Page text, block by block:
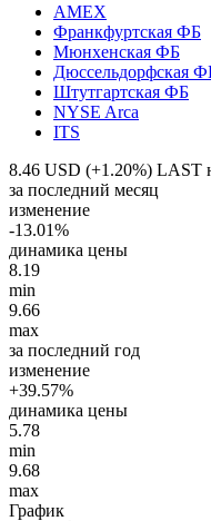
AMEX
Франкфуртская ФБ
Мюнхенская ФБ
Дюссельдорфская
Штутгартская ФБ
NYSE Arca
ITS
8.46 USD (+1.20%) LAST
за последний месяц
изменение
-13.01%
динамика цены
8.19
min
9.66
max
за последний год
изменение
+39.57%
динамика цены
5.78
min
9.68
max
График